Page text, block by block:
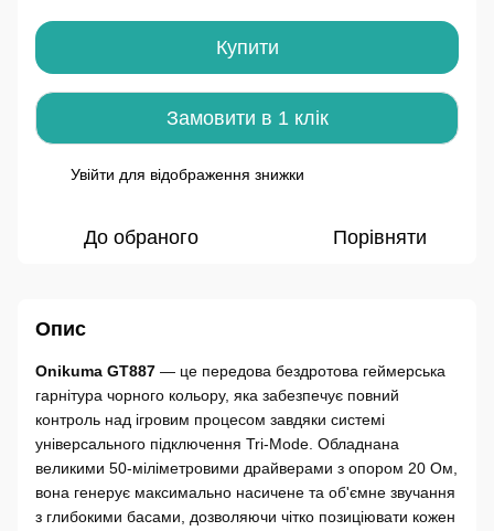
Купити
Замовити в 1 клік
Увійти для відображення знижки
До обраного Порівняти
Опис
Onikuma GT887 — це передова бездротова геймерська
гарнітура чорного кольору, яка забезпечує повний
контроль над ігровим процесом завдяки системі
універсального підключення Tri-Mode. Обладнана
великими 50-міліметровими драйверами з опором 20 Ом,
вона генерує максимально насичене та об'ємне звучання
з глибокими басами, дозволяючи чітко позиціювати кожен